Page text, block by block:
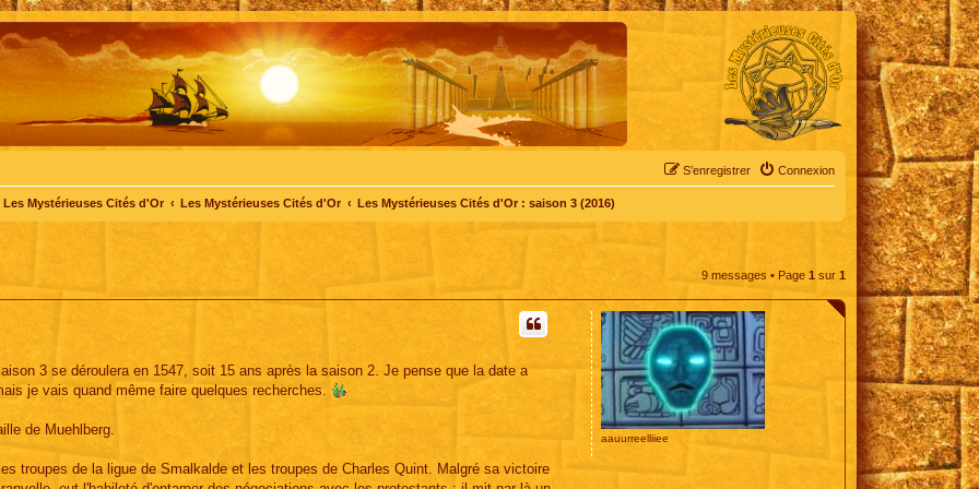
Connexion
S’enregistrer
Les Mystérieuses Cités d'Or Les Mystérieuses Cités d'Or Les Mystérieuses Cités d'Or : saison 3 (2016)
9 messages • Page 1 sur 1
aauurreelliiee
3 se déroulera en 1547, soit 15 ans après la saison 2. Je pense que la date a
je vais quand même faire quelques recherches.
de Muehlberg.
troupes de la ligue de Smalkalde et les troupes de Charles Quint. Malgré sa victoire